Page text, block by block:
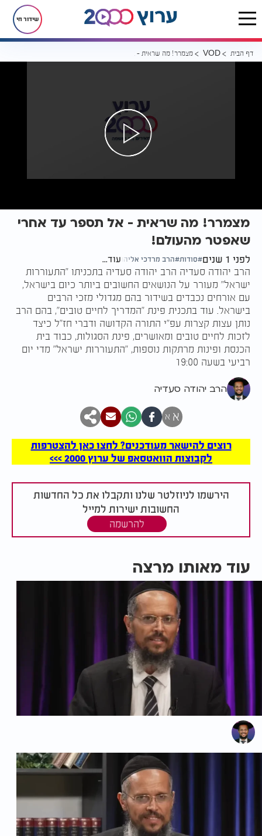
שידור חי
דף הבית VOD מצמרר! מה שראית - אל תספר עד אחרי שאפטר מהעולם!
מצמרר! מה שראית - אל תספר עד אחרי
שאפטר מהעולם!
לפני 1 שנים סודות הרב מרדכי אליהו עוד...
הרב יהודה סעדיה הרב יהודה סעדיה בתכניתו "התעוררות
ישראל" מעורר על הנושאים החשובים ביותר כיום בישראל,
עם אורחים נכבדים בשידור בהם מגדולי מזכי הרבים
בישראל. עוד בתכנית פינת "המדריך לחיים טובים", בהם הרב
נותן עצות קצרות עפ"י התורה הקדושה ודברי חז"ל כיצד
לזכות לחיים טובים ומאושרים, פינת הסגולות, כבוד בית
הכנסת ופינות מרתקות נוספות, "התעוררות ישראל" מדי יום
רביעי בשעה 19:00
הרב יהודה סעדיה
א א
רוצים להישאר מעודכנים? לחצו כאן להצטרפות
לקבוצות הוואטסאפ של ערוץ 2000 >>>
הירשמו לניוזלטר שלנו ותקבלו את כל החדשות
החשובות ישירות למייל
להרשמה
עוד מאותו מרצה